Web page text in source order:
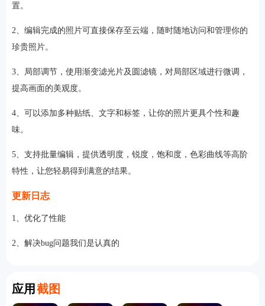
置。
2、编辑完成的照片可直接保存至云端，随时随地访问和管理你的
珍贵照片。
3、局部调节，使用渐变滤光片及圆滤镜，对局部区域进行微调，
提高画面的美观度。
4、可以添加多种贴纸、文字和标签，让你的照片更具个性和趣
味。
5、支持批量编辑，提供透明度，锐度，饱和度，色彩曲线等高阶
特性，让您轻易得到满意的结果。
更新日志
1、优化了性能
2、解决bug问题我们是认真的
应用 截图
Screenshot